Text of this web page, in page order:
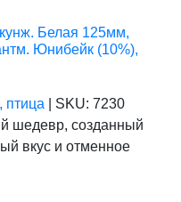
Белая 125мм,
Юнибейк (10%),
птица SKU: 7230
шедевр, созданный
вкус и отменное